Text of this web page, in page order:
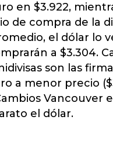
en $3.922,
de compra de la
el dólar lo
a $3.304.
son las
a menor precio
Vancouver
el dólar.